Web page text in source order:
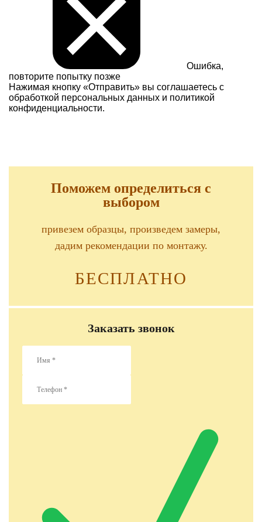
Ошибка,
повторите попытку позже
Нажимая кнопку «Отправить» вы соглашаетесь с
обработкой персональных данных и политикой
конфиденциальности.
Поможем определиться с
выбором
привезем образцы, произведем замеры,
дадим рекомендации по монтажу.
БЕСПЛАТНО
Заказать звонок